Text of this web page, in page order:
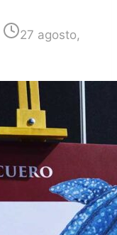
27 agosto,